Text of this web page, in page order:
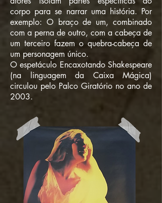
corpo para se narrar uma história. Por
exemplo: O braço de um, combinado
com a perna de outro, com a cabeça de
um terceiro fazem o quebra-cabeça de
um personagem único.
O espetáculo Encaxotando Shakespeare
(na linguagem da Caixa Mágica)
circulou pelo Palco Giratório no ano de
2003.